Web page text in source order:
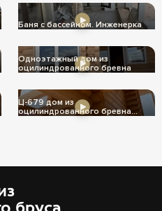
Баня с бассейном. Инженерка
Одноэтажный дом из
оцилиндрованного бревна
Ц-679 дом из
оцилиндрованного бревна